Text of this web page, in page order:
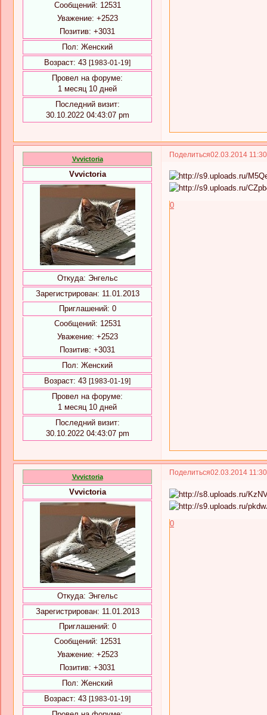
Сообщений: 12531
Уважение: +2523
Позитив: +3031
Пол: Женский
Возраст: 43 [1983-01-19]
Провел на форуме:
1 месяц 10 дней
Последний визит:
30.10.2022 04:43:07 pm
Поделиться02.03.2014
Vvvictoria
Vvvictoria
Откуда: Энгельс
Зарегистрирован: 11.01.2013
Приглашений: 0
Сообщений: 12531
Уважение: +2523
Позитив: +3031
Пол: Женский
Возраст: 43 [1983-01-19]
Провел на форуме:
1 месяц 10 дней
Последний визит:
30.10.2022 04:43:07 pm
0
Поделиться02.03.2014
Vvvictoria
Vvvictoria
Откуда: Энгельс
Зарегистрирован: 11.01.2013
Приглашений: 0
Сообщений: 12531
Уважение: +2523
Позитив: +3031
Пол: Женский
Возраст: 43 [1983-01-19]
0